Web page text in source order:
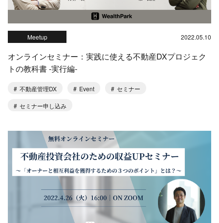
Meetup 2022.05.10
オンラインセミナー：実践に使える不動産DXプロジェク
トの教科書 ‐実行編‐
不動産管理DX Event セミナー
セミナー申し込み